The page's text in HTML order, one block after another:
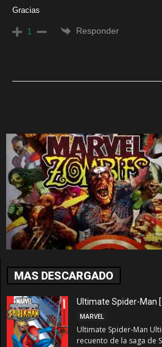
Gracias
1 Responder
MAS DESCARGADO
Ultimate Spider-Man
MARVEL
Ultimate Spider-Man
recuento de la saga de